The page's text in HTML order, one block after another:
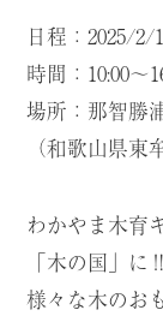
日程：2025/2/
時間：10:00〜
場所：那智勝
（和歌山県東
わかやま木育
「木の国」に ‼︎
様々な木のお